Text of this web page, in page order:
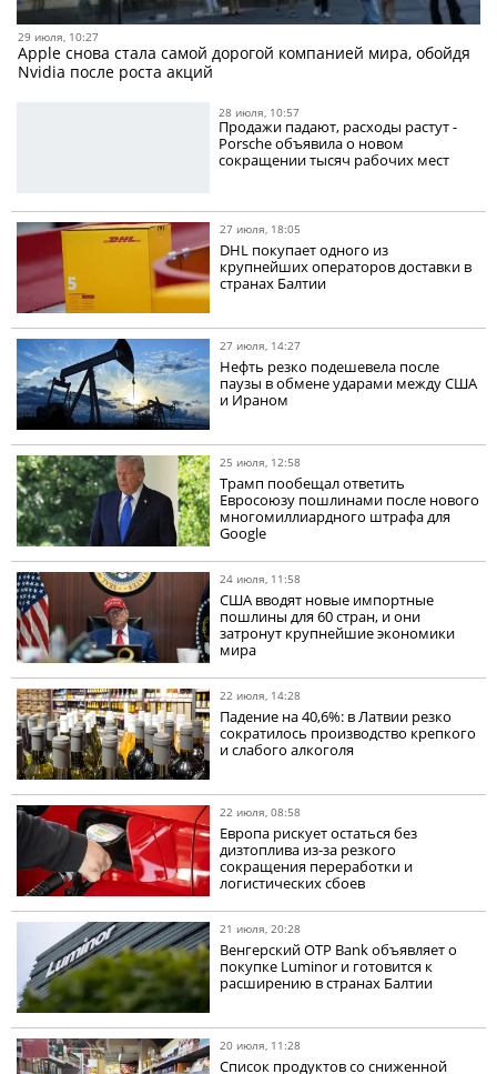
29 июля, 10:27
Apple снова стала самой дорогой компанией мира, обойдя
Nvidia после роста акций
28 июля, 10:57
Продажи падают, расходы растут -
Porsche объявила о новом
сокращении тысяч рабочих мест
27 июля, 18:05
DHL покупает одного из
крупнейших операторов доставки в
странах Балтии
27 июля, 14:27
Нефть резко подешевела после
паузы в обмене ударами между США
и Ираном
25 июля, 12:58
Трамп пообещал ответить
Евросоюзу пошлинами после нового
многомиллиардного штрафа для
Google
24 июля, 11:58
США вводят новые импортные
пошлины для 60 стран, и они
затронут крупнейшие экономики
мира
22 июля, 14:28
Падение на 40,6%: в Латвии резко
сократилось производство крепкого
и слабого алкоголя
22 июля, 08:58
Европа рискует остаться без
дизтоплива из-за резкого
сокращения переработки и
логистических сбоев
21 июля, 20:28
Венгерский OTP Bank объявляет о
покупке Luminor и готовится к
расширению в странах Балтии
20 июля, 11:28
Список продуктов со сниженной